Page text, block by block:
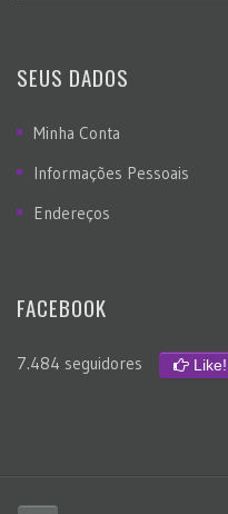
SEUS DADOS
Minha Conta
Informações Pessoais
Endereços
FACEBOOK
7.484 seguidores Like!